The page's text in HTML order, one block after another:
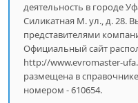
деятельность в городе
Силикатная М. ул., д. 28.
представителями
Официальный сайт
http://www.evromaster-
размещена в
номером - 610654.